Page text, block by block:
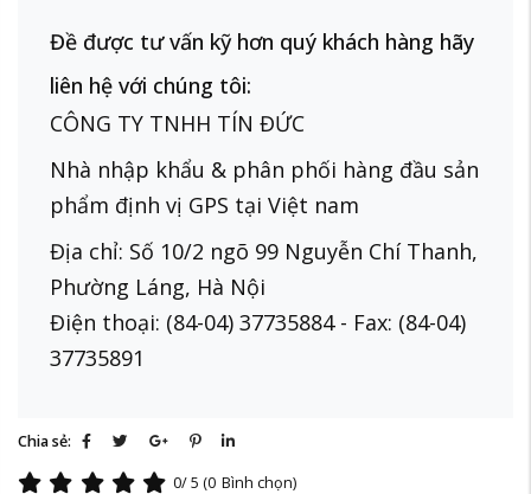
Đề được tư vấn kỹ hơn quý khách hàng hãy
liên hệ với chúng tôi:
CÔNG TY TNHH TÍN ĐỨC
Nhà nhập khẩu & phân phối hàng đầu sản
phẩm định vị GPS tại Việt nam
Địa chỉ: Số 10/2 ngõ 99 Nguyễn Chí Thanh,
Phường Láng, Hà Nội
Điện thoại: (84-04) 37735884 - Fax: (84-04)
37735891
Chia sẻ:
0/ 5 (0 Bình chọn)